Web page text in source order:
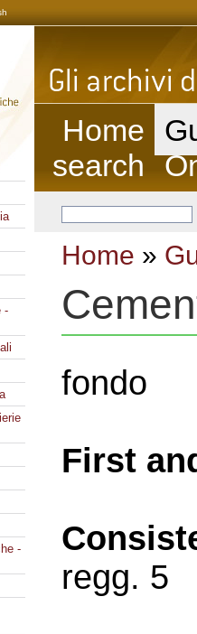
-
-
Home
search
Home »
fondo
First
regg. 5